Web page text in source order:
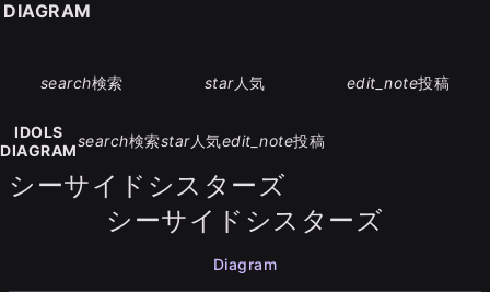
search検索 star人気 edit_note投稿
IDOLS
DIAGRAM
search検索star人気edit_note投稿
シーサイドシスターズ
シーサイドシスターズ
Diagram